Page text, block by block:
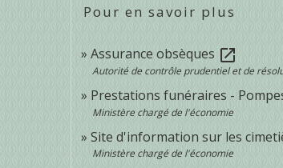
Pour en savoir plus
Assurance obsèques open_in_new
Autorité de contrôle prudentiel et de
Prestations funéraires -
Ministère chargé de l'économie
Site d'information sur les
Ministère chargé de l'économie